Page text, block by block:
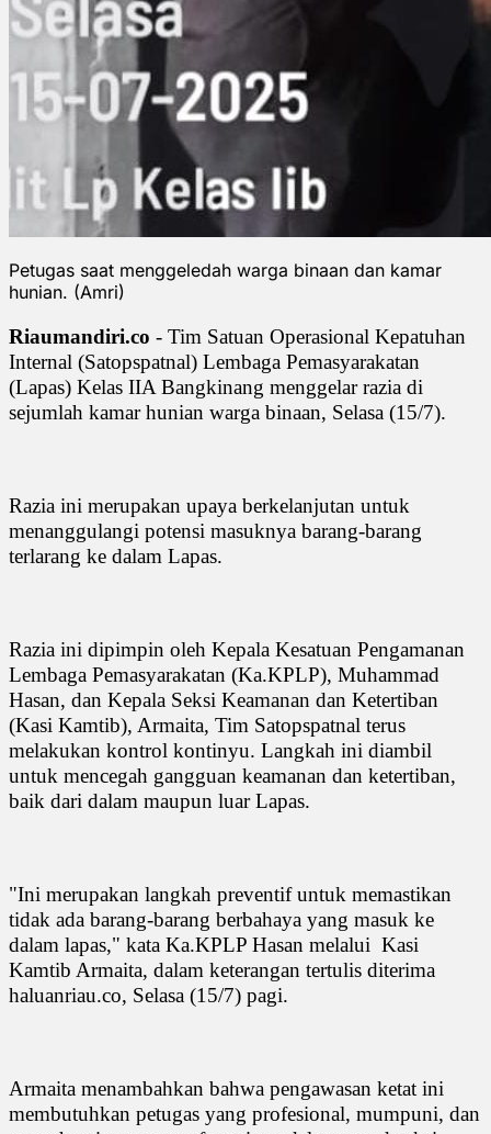
Petugas saat menggeledah warga binaan dan kamar
hunian. (Amri)
Riaumandiri.co - Tim Satuan Operasional Kepatuhan
Internal (Satopspatnal) Lembaga Pemasyarakatan
(Lapas) Kelas IIA Bangkinang menggelar razia di
sejumlah kamar hunian warga binaan, Selasa (15/7).
Razia ini merupakan upaya berkelanjutan untuk
menanggulangi potensi masuknya barang-barang
terlarang ke dalam Lapas.
Razia ini dipimpin oleh Kepala Kesatuan Pengamanan
Lembaga Pemasyarakatan (Ka.KPLP), Muhammad
Hasan, dan Kepala Seksi Keamanan dan Ketertiban
(Kasi Kamtib), Armaita, Tim Satopspatnal terus
melakukan kontrol kontinyu. Langkah ini diambil
untuk mencegah gangguan keamanan dan ketertiban,
baik dari dalam maupun luar Lapas.
"Ini merupakan langkah preventif untuk memastikan
tidak ada barang-barang berbahaya yang masuk ke
dalam lapas," kata Ka.KPLP Hasan melalui Kasi
Kamtib Armaita, dalam keterangan tertulis diterima
haluanriau.co, Selasa (15/7) pagi.
Armaita menambahkan bahwa pengawasan ketat ini
membutuhkan petugas yang profesional, mumpuni, dan